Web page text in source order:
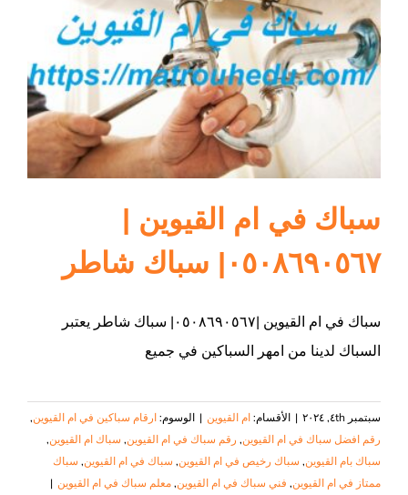
ام القيوين
سباك في ام القيوين |
٠٥٠٨٦٩٠٥٦٧| سباك شاطر
سباك في ام القيوين |٠٥٠٨٦٩٠٥٦٧| سباك شاطر يعتبر
السباك لدينا من امهر السباكين في جميع
سبتمبر ٤th, ٢٠٢٤ | الأقسام: ام القيوين | الوسوم: ارقام سباكين في ام القيوين,
‏رقم افضل سباك في ام القيوين, رقم سباك في ام القيوين, سباك ام القيوين,
سباك بام القيوين, سباك رخيص في ام القيوين, سباك في ام القيوين, سباك
ممتاز في ام القيوين, فني سباك في ام القيوين, معلم سباك في ام القيوين |